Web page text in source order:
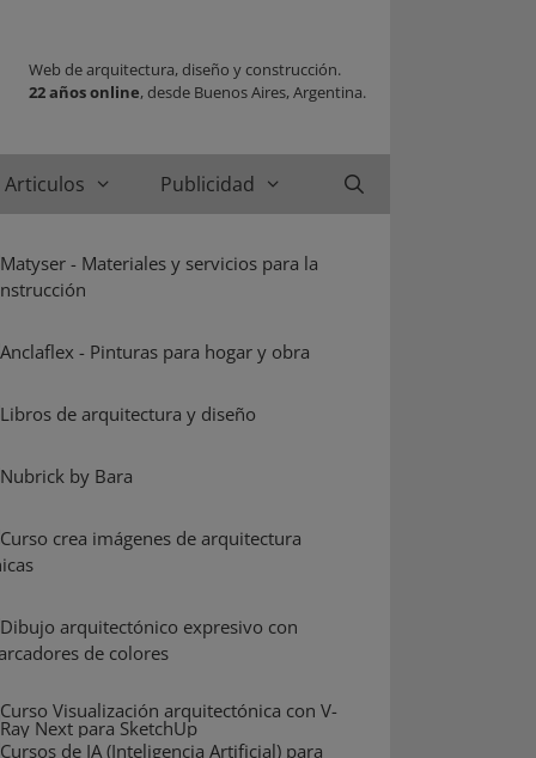
Web de arquitectura, diseño y construcción.
22 años online, desde Buenos Aires, Argentina.
Articulos Publicidad